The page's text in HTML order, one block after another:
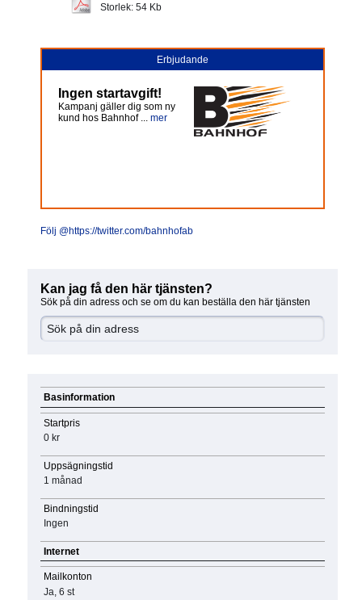
Storlek: 54 Kb
Erbjudande
Ingen startavgift!
Kampanj gäller dig som ny
kund hos Bahnhof ... mer
Följ @https://twitter.com/bahnhofab
Kan jag få den här tjänsten?
Sök på din adress och se om du kan beställa den här tjänsten
Basinformation
Startpris
0 kr
Uppsägningstid
1 månad
Bindningstid
Ingen
Internet
Mailkonton
Ja, 6 st